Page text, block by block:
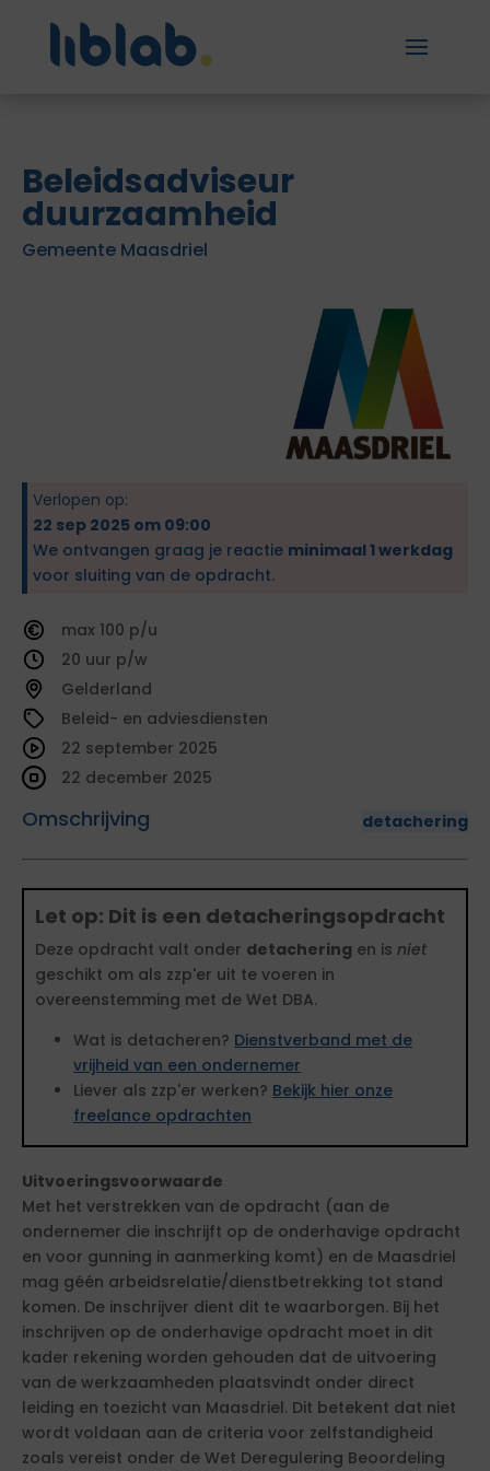
Beleidsadviseur
duurzaamheid
Gemeente Maasdriel
Verlopen op:
22 sep 2025 om 09:00
We ontvangen graag je reactie minimaal 1 werkdag
voor sluiting van de opdracht.
100
20
Gelderland
Beleid- en adviesdiensten
Omschrijving detachering
22 september 2025
22 december 2025
Let op: Dit is een detacheringsopdracht
Deze opdracht valt onder detachering en is niet
geschikt om als zzp'er uit te voeren in
overeenstemming met de Wet DBA.
Wat is detacheren? Dienstverband met de
vrijheid van een ondernemer
Liever als zzp'er werken? Bekijk hier onze
freelance opdrachten
Uitvoeringsvoorwaarde
Met het verstrekken van de opdracht (aan de
ondernemer die inschrijft op de onderhavige opdracht
en voor gunning in aanmerking komt) en de Maasdriel
mag géén arbeidsrelatie/dienstbetrekking tot stand
komen. De inschrijver dient dit te waarborgen. Bij het
inschrijven op de onderhavige opdracht moet in dit
kader rekening worden gehouden dat de uitvoering
van de werkzaamheden plaatsvindt onder direct
leiding en toezicht van Maasdriel. Dit betekent dat niet
wordt voldaan aan de criteria voor zelfstandigheid
zoals vereist onder de Wet Deregulering Beoordeling